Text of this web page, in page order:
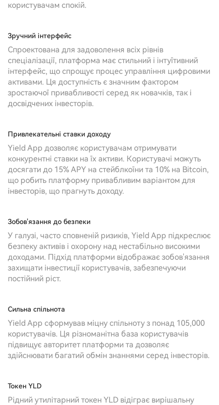
користувачам спокій.
Зручний інтерфейс
Спроектована для задоволення всіх рівнів
спеціалізації, платформа має стильний і інтуїтивний
інтерфейс, що спрощує процес управління цифровими
активами. Ця доступність є значним фактором
зростаючої привабливості серед як новачків, так і
досвідчених інвесторів.
Привлекательні ставки доходу
Yield App дозволяє користувачам отримувати
конкурентні ставки на їх активи. Користувачі можуть
досягати до 15% APY на стейблкоїни та 10% на Bitcoin,
що робить платформу привабливим варіантом для
інвесторів, що прагнуть доходу.
Зобов'язання до безпеки
У галузі, часто сповненій ризиків, Yield App підкреслює
безпеку активів і охорону над нестабільно високими
доходами. Підхід платформи відображає зобов'язання
захищати інвестиції користувачів, забезпечуючи
постійний ріст.
Сильна спільнота
Yield App сформував міцну спільноту з понад 105,000
користувачів. Ця різноманітна база користувачів
підвищує авторитет платформи та дозволяє
здійснювати багатий обмін знаннями серед інвесторів.
Токен YLD
Рідний утилітарний токен YLD відіграє вирішальну